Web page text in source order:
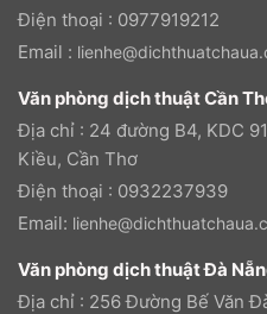
Điện thoại : 0977919212
Email :
Văn phòng dịch thuật Cần
Địa chỉ : 24 đường B4, KDC
Kiều, Cần Thơ
Điện thoại : 0932237939
Email:
Văn phòng dịch thuật Đà
Địa chỉ : 256 Đường Bế Văn